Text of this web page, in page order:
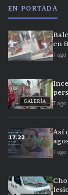
EN PORTADA
en
7
GALERÍA 7
Así
7